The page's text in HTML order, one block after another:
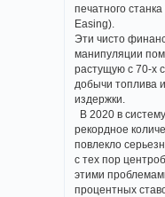
печатного
Easing).
Эти чисто
манипуляции
растущую с 70-х
добычи топлива
издержки.
В 2020 в
рекордное
повлекло
с тех пор
этими
процентных